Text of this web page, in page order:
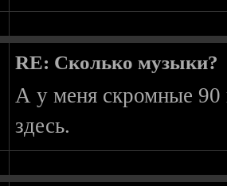
RE: Сколько музыки?
А у меня скромные
здесь.